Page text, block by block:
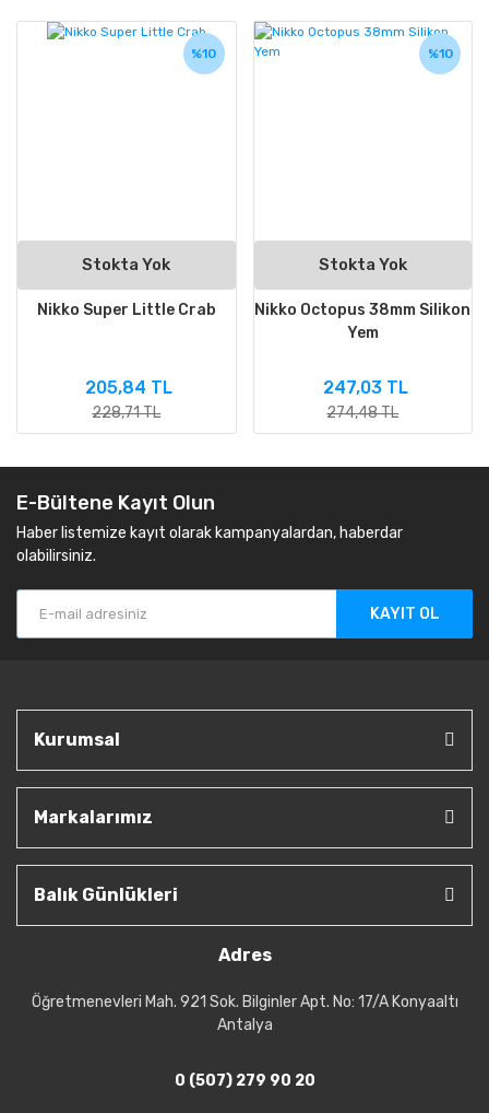
%10
Stokta Yok
Nikko Super Little Crab
205,84 TL
228,71 TL
%10
Stokta Yok
Nikko Octopus 38mm Silikon
Yem
247,03 TL
274,48 TL
E-Bültene Kayıt Olun
Haber listemize kayıt olarak kampanyalardan, haberdar
olabilirsiniz.
KAYIT OL
Kurumsal
Markalarımız
Balık Günlükleri
Adres
Öğretmenevleri Mah. 921 Sok. Bilginler Apt. No: 17/A Konyaaltı
Antalya
0 (507) 279 90 20